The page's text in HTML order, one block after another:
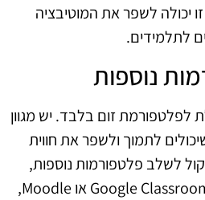
יכולה לשפר את המוטיבציה
לתלמידים.
נוספות
לפלטפורמת זום בלבד. יש מגוון
לתמוך ולשפר את חווית
לשלב פלטפורמות נוספות,
כמו Google Classroom, Microsoft Teams או Moodle,